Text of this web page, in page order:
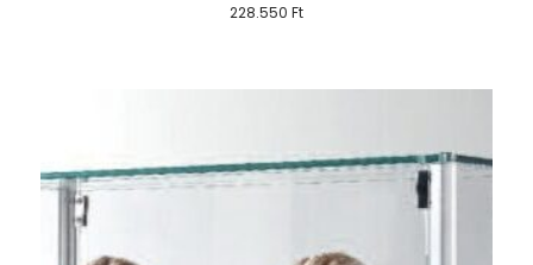
228.550 Ft